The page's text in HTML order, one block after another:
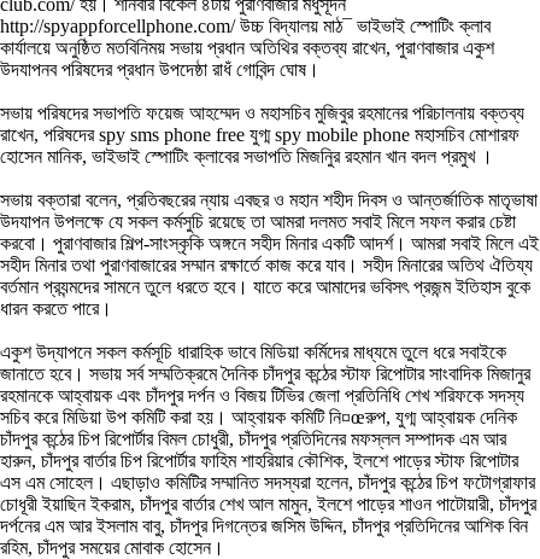
http://spyappforcellphone.com/ উচ্চ বিদ্যালয় মাঠ¯ ভাইভাই স্পোটিং ক্লাব
কার্যালয়ে অনুষ্ঠিত মতবিনিময় সভায় প্রধান অতিথির বক্তব্য রাখেন, পুরাণবাজার একুশ
উদযাপনব পরিষদের প্রধান উপদেষ্ঠা রাধঁ গোবিন্দ ঘোষ।
সভায় পরিষদের সভাপতি ফয়েজ আহম্মেদ ও মহাসচিব মুজিবুর রহমানের পরিচালনায় বক্তব্য
রাখেন, পরিষদের spy sms phone free যুগ্ম spy mobile phone মহাসচিব মোশারফ
হোসেন মানিক, ভাইভাই স্পোটিং ক্লাবের সভাপতি মিজনিুর রহমান খান বদল প্রমুখ ।
সভায় বক্তারা বলেন, প্রতিবছরের ন্যায় এবছর ও মহান শহীদ দিবস ও আন্তর্জাতিক মাতৃভাষা
উদযাপন উপলক্ষে যে সকল কর্মসুচি রয়েছে তা আমরা দলমত সবাই মিলে সফল করার চেষ্টা
করবো। পুরাণবাজার শিল্প-সাংস্কৃকি অঙ্গনে সহীদ মিনার একটি আদর্শ। আমরা সবাই মিলে এই
সহীদ মিনার তথা পুরাণবাজারের সম্মান রক্ষার্তে কাজ করে যাব। সহীদ মিনারের অতিথ ঐতিয্য
বর্তমান প্রযন্মদের সামনে তুলে ধরতে হবে। যাতে করে আমাদের ভবিসৎ প্রজন্ম ইতিহাস বুকে
ধারন করতে পারে।
একুশ উদ্যাপনে সকল কর্মসূচি ধারাহিক ভাবে মিডিয়া কর্মিদের মাধ্যমে তুলে ধরে সবাইকে
জানাতে হবে। সভায় সর্ব সম্মতিক্রমে দৈনিক চাঁদপুর কন্ঠের স্টাফ রিপোটার সাংবাদিক মিজানুর
রহমানকে আহ্বায়ক এবং চাঁদপুর দর্পন ও বিজয় টিভির জেলা প্রতিনিধি শেখ শরিফকে সদস্য
সচিব করে মিডিয়া উপ কমিটি করা হয়। আহ্বায়ক কমিটি নি¤œরুপ, যুগ্ম আহ্বায়ক দেনিক
চাঁদপুর কন্ঠের চিপ রিপোর্টার বিমল চোধুরী, চাঁদপুর প্রতিদিনের মফস্লল সম্পাদক এম আর
হারুন, চাঁদপুর বার্তার চিপ রিপোর্টার ফাহিম শাহরিয়ার কৌশিক, ইলশে পাড়ের স্টাফ রিপোটার
এস এম সোহেল। এছাড়াও কমিটির সম্মানিত সদস্যরা হলেন, চাঁদপুর কন্ঠের চিপ ফটোগ্রাফার
চোধূরী ইয়াছিন ইকরাম, চাঁদপুর বার্তার শেখ আল মামুন, ইলশে পাড়ের শাওন পাটোয়ারী, চাঁদপুর
দর্পনের এম আর ইসলাম বাবু, চাঁদপুর দিগন্তের জসিম উদ্দিন, চাঁদপুর প্রতিদিনের আশিক বিন
রহিম, চাঁদপুর সময়ের মোবাক হোসেন।